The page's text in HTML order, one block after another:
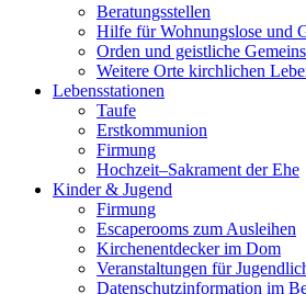
Beratungsstellen
Hilfe für Wohnungslose und
Orden und geistliche
Weitere Orte kirchlichen
Lebensstationen
Taufe
Erstkommunion
Firmung
Hochzeit–Sakrament der Ehe
Kinder & Jugend
Firmung
Escaperooms zum Ausleihen
Kirchenentdecker im Dom
Veranstaltungen für
Datenschutzinformation im